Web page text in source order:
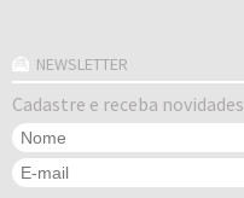
NEWSLETTER
Cadastre e receba novidades